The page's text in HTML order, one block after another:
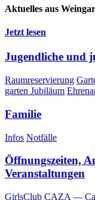
Aktu­el­les aus
Jetzt lesen
Jugend­li­che und
Raum­re­ser­vie­rung
gar­ten Jubiläum
Fami­lie
Infos Not­fäl­le
Öff­nungs­zei­ten,
Veranstaltungen
Girls­Club CAZA —